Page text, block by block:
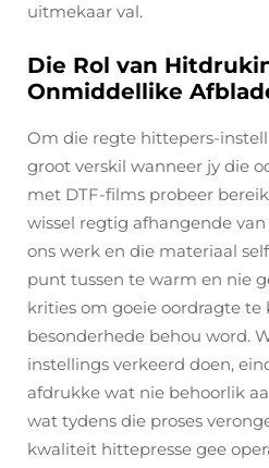
uitmekaar val.
Die Rol van
Onmiddellike
Om die regte hittepers-
groot verskil wanneer jy die
met DTF-films probeer
wissel regtig afhangende
ons werk en die materiaal
punt tussen te warm en nie
krities om goeie oordragte te
besonderhede behou word.
instellings verkeerd doen,
afdrukke wat nie behoorlik
wat tydens die proses
kwaliteit hittepresse gee